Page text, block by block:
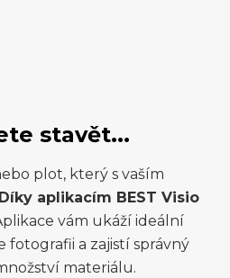
stavět...
plot, který s vaším
Díky aplikacím BEST Visio
vám ukáží ideální
fotografii a zajistí správný
materiálu.